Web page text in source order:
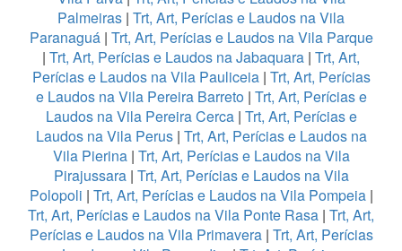
Palmeiras | Trt, Art, Perícias e Laudos na Vila
Paranaguá| Trt, Art, Perícias e Laudos na Vila Parque
| Trt, Art, Perícias e Laudos na Jabaquara | Trt, Art,
Perícias e Laudos na Vila Pauliceia| Trt, Art, Perícias
e Laudos na Vila Pereira Barreto| Trt, Art, Perícias e
Laudos na Vila Pereira Cerca| Trt, Art, Perícias e
Laudos na Vila Perus| Trt, Art, Perícias e Laudos na
Vila Pierina| Trt, Art, Perícias e Laudos na Vila
Pirajussara| Trt, Art, Perícias e Laudos na Vila
Polopoli | Trt, Art, Perícias e Laudos na Vila Pompeia|
Trt, Art, Perícias e Laudos na Vila Ponte Rasa | Trt, Art,
Perícias e Laudos na Vila Primavera| Trt, Art, Perícias